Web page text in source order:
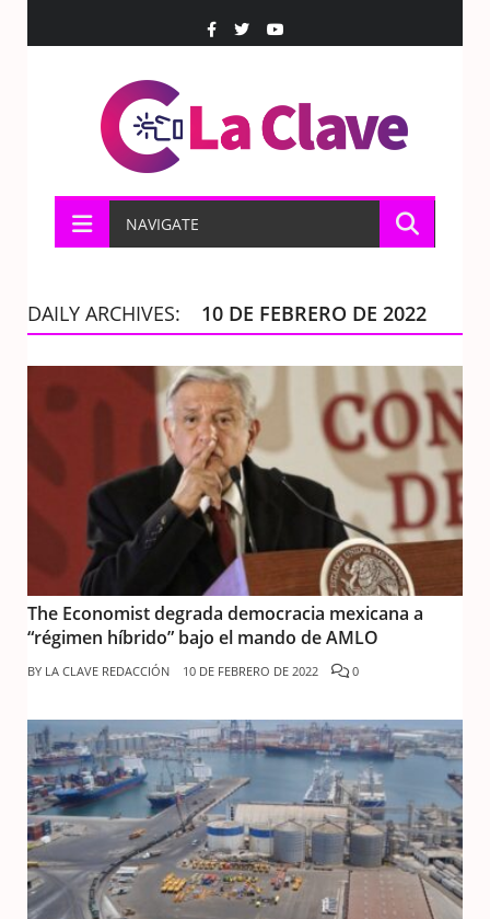
NAVIGATE
DAILY ARCHIVES: 10 DE FEBRERO DE 2022
The Economist degrada democracia mexicana a
“régimen híbrido” bajo el mando de AMLO
BY LA CLAVE REDACCIÓN 10 DE FEBRERO DE 2022 0